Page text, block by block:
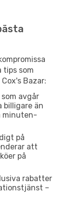
tips som
Bazar:
som avgår
billigare än
minuten-
på
att
på
rabatter
–